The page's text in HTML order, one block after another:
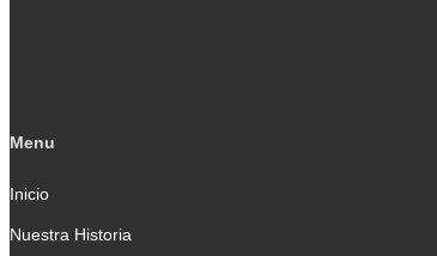
Menu
Inicio
Nuestra Historia